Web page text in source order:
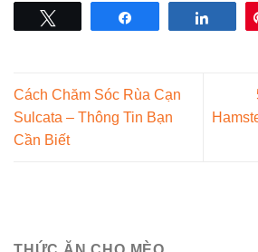
Cách Chăm Sóc Rùa Cạn
Sulcata – Thông Tin Bạn
Cần Biết